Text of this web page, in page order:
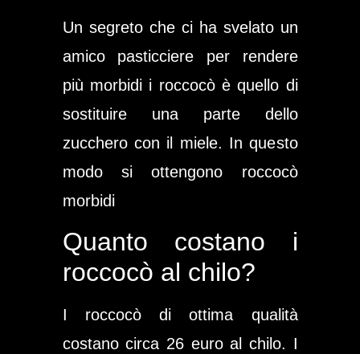
Un segreto che ci ha svelato un
amico pasticciere per rendere
più morbidi i roccocò è quello di
sostituire una parte dello
zucchero con il miele. In questo
modo si ottengono roccocò
morbidi
Quanto costano i
roccocò al chilo?
I roccocò di ottima qualità
costano circa 26 euro al chilo. I